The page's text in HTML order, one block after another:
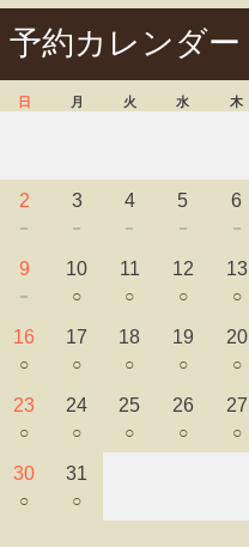
予約カレンダー
日 月 火 水 木
2
－
3
－
4
－
5
－
6
－
9
－
10
○
11
○
12
○
13
○
16
○
17
○
18
○
19
○
20
○
23
○
24
○
25
○
26
○
27
○
30
○
31
○